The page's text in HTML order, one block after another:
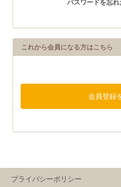
パスワードを忘
これから会員になる方はこちら